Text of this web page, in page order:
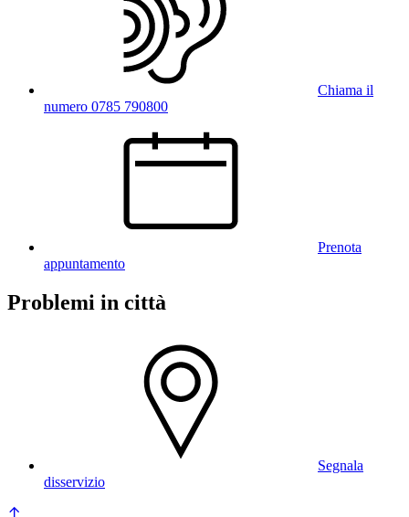
Chiama il
numero 0785 790800
Prenota
appuntamento
Problemi in città
Segnala
disservizio